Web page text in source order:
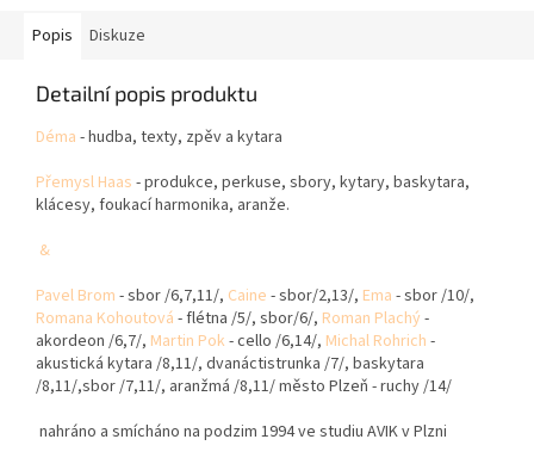
Popis Diskuze
Detailní popis produktu
Déma - hudba, texty, zpěv a kytara
Přemysl Haas - produkce, perkuse, sbory, kytary, baskytara,
klácesy, foukací harmonika, aranže.
&
Pavel Brom - sbor /6,7,11/, Caine - sbor/2,13/, Ema - sbor /10/,
Romana Kohoutová - flétna /5/, sbor/6/, Roman Plachý -
akordeon /6,7/, Martin Pok - cello /6,14/, Michal Rohrich -
akustická kytara /8,11/, dvanáctistrunka /7/, baskytara
/8,11/,sbor /7,11/, aranžmá /8,11/ město Plzeň - ruchy /14/
nahráno a smícháno na podzim 1994 ve studiu AVIK v Plzni